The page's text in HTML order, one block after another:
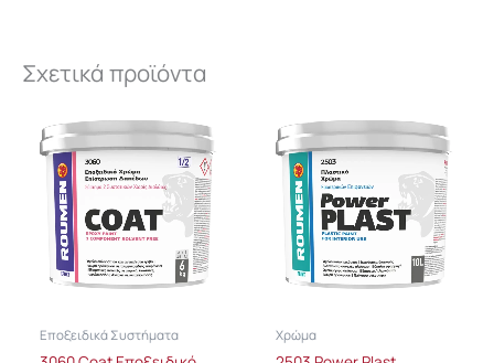
Σχετικά προϊόντα
Εποξειδικά Συστήματα Χρώμα